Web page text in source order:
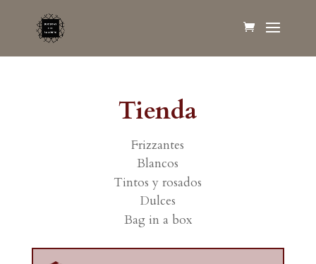
Tienda
Frizzantes
Blancos
Tintos y rosados
Dulces
Bag in a box